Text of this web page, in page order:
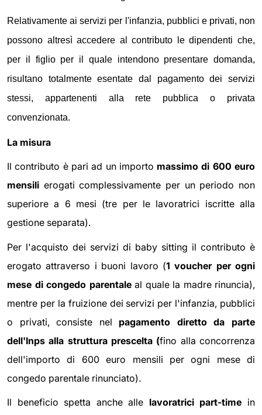
Relativamente ai servizi per l'infanzia, pubblici e privati, non
possono altresì accedere al contributo le dipendenti che,
per il figlio per il quale intendono presentare domanda,
risultano totalmente esentate dal pagamento dei servizi
stessi, appartenenti alla rete pubblica o privata
convenzionata.
La misura
Il contributo è pari ad un importo massimo di 600 euro
mensili erogati complessivamente per un periodo non
superiore a 6 mesi (tre per le lavoratrici iscritte alla
gestione separata).
Per l'acquisto dei servizi di baby sitting il contributo è
erogato attraverso i buoni lavoro (1 voucher per ogni
mese di congedo parentaleal quale la madre rinuncia),
mentre per la fruizione dei servizi per l'infanzia, pubblici
o privati, consiste nel pagamento diretto da parte
dell'Inps alla struttura prescelta (fino alla concorrenza
dell'importo di 600 euro mensili per ogni mese di
congedo parentale rinunciato).
Il beneficio spetta anche alle lavoratrici part-time in